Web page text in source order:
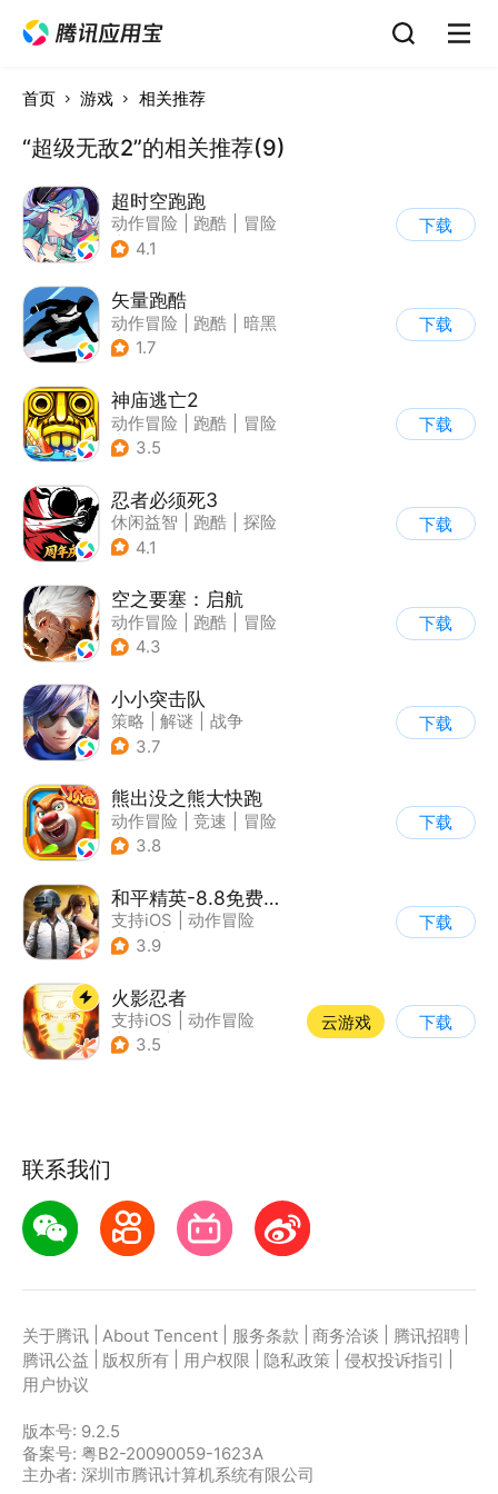
首页 游戏 相关推荐
“超级无敌2”的相关推荐(9)
超时空跑跑
动作冒险 跑酷
冒险
| 沙盒
4.1
下载
矢量跑酷
动作冒险 跑酷
暗黑
| 通关
1.7
下载
神庙逃亡2
动作冒险 跑酷
冒险
| 欧美风
3.5
下载
忍者必须死3
休闲益智 跑酷
探险
| 和风
4.1
下载
空之要塞：启航
动作冒险 跑酷
冒险
| 剧情
4.3
下载
小小突击队
策略 解谜
战争
| 5v5
3.7
下载
熊出没之熊大快跑
动作冒险 竞速
冒险
| 熊出没
3.8
下载
和平精英-8.8免费领20连抽
支持iOS
动作冒险
| PvP
3.9
下载
火影忍者
支持iOS
动作冒险
| 格斗
3.5
云游戏 下载
联系我们
关于腾讯 About Tencent 服务条款 商务洽谈 腾讯招聘
腾讯公益
版权所有 用户权限 隐私政策 侵权投诉指引
用户协议
版本号: 9.2.5
备案号: 粤B2-20090059-1623A
主办者: 深圳市腾讯计算机系统有限公司